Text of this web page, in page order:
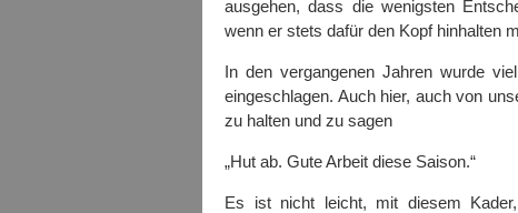
ausgehen, dass die wenigsten
wenn er stets dafür den Kopf hinhalten
In den vergangenen Jahren wurde
eingeschlagen. Auch hier, auch von
zu halten und zu sagen
„Hut ab. Gute Arbeit diese Saison.“
Es ist nicht leicht, mit diesem